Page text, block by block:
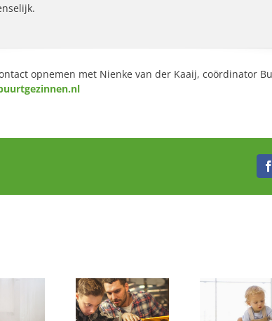
opnemen met Nienke van der Kaaij, coördinator
over voor
Wie heeft er
ruimte voor
Wie